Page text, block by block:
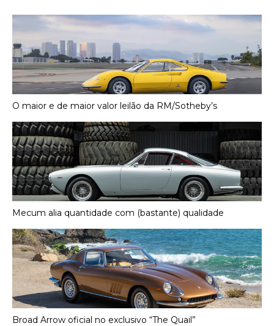
O maior e de maior valor leilão da RM/Sotheby’s
Mecum alia quantidade com (bastante) qualidade
Broad Arrow oficial no exclusivo “The Quail”